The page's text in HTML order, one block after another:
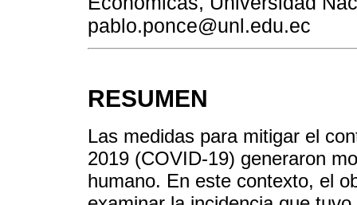
pablo.ponce@unl.edu.ec
RESUMEN
Las medidas para mitigar el
2019 (COVID-19) generaron
humano. En este contexto, el